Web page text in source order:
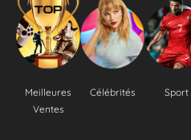
Meilleures
Ventes
Célébrités Sport